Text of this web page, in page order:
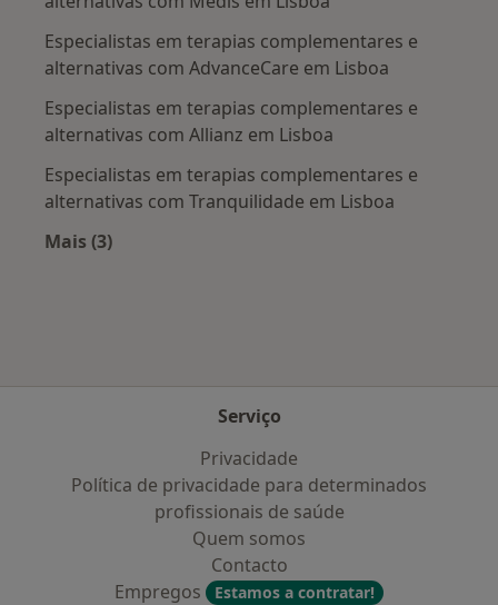
Especialistas em terapias complementares e
alternativas com AdvanceCare em Lisboa
Especialistas em terapias complementares e
alternativas com Allianz em Lisboa
Especialistas em terapias complementares e
alternativas com Tranquilidade em Lisboa
Mais (3)
Serviço
Privacidade
Política de privacidade para determinados
profissionais de saúde
Quem somos
Contacto
Empregos
Estamos a contratar!